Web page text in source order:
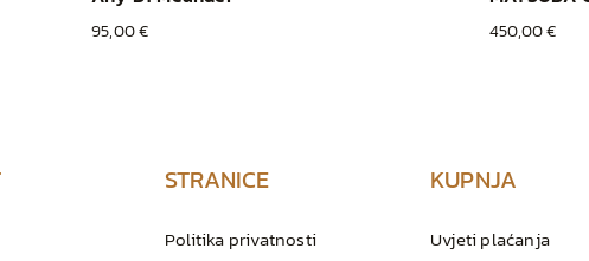
95,00 € 450,00 €
STRANICE
Politika privatnosti
KUPNJA
Uvjeti plaćanja